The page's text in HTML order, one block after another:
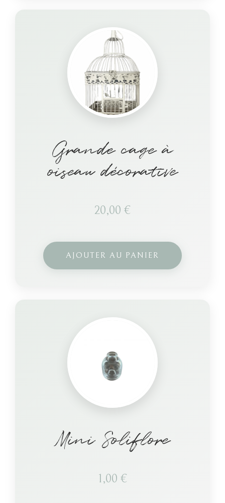
Grande cage à
oiseau décorative
20,00 €
AJOUTER AU PANIER
Mini Soliflore
1,00 €